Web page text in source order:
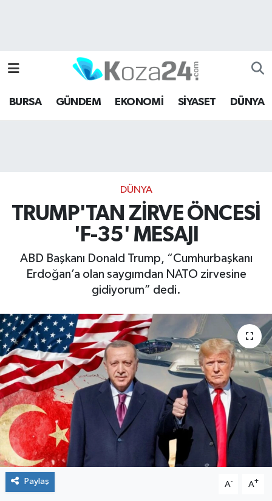
BURSA GÜNDEM EKONOMİ SİYASET DÜNYA
DÜNYA
TRUMP'TAN ZİRVE ÖNCESİ
'F-35' MESAJI
ABD Başkanı Donald Trump, “Cumhurbaşkanı
Erdoğan’a olan saygımdan NATO zirvesine
gidiyorum” dedi.
Paylaş A- A+
Bursa Hava Durumu
Bursa Namaz Vakitleri
Son Dakika Haberleri
Haber Arşivi